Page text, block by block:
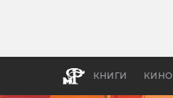
КНИГИ КИНО